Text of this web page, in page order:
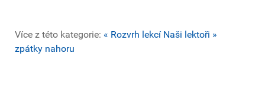
Více z této kategorie: « Rozvrh lekcí Naši lektoři »
zpátky nahoru